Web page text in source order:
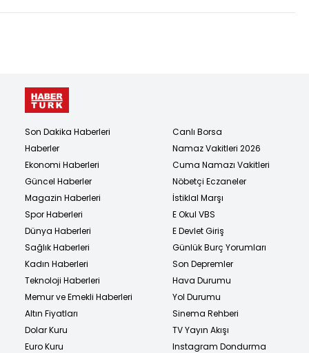
Son Dakika Haberleri
Haberler
Ekonomi Haberleri
Güncel Haberler
Magazin Haberleri
Spor Haberleri
Dünya Haberleri
Sağlık Haberleri
Kadın Haberleri
Teknoloji Haberleri
Memur ve Emekli Haberleri
Altın Fiyatları
Dolar Kuru
Euro Kuru
Canlı Borsa
Namaz Vakitleri 2026
Cuma Namazı Vakitleri
Nöbetçi Eczaneler
İstiklal Marşı
E Okul VBS
E Devlet Giriş
Günlük Burç Yorumları
Son Depremler
Hava Durumu
Yol Durumu
Sinema Rehberi
TV Yayın Akışı
Instagram Dondurma